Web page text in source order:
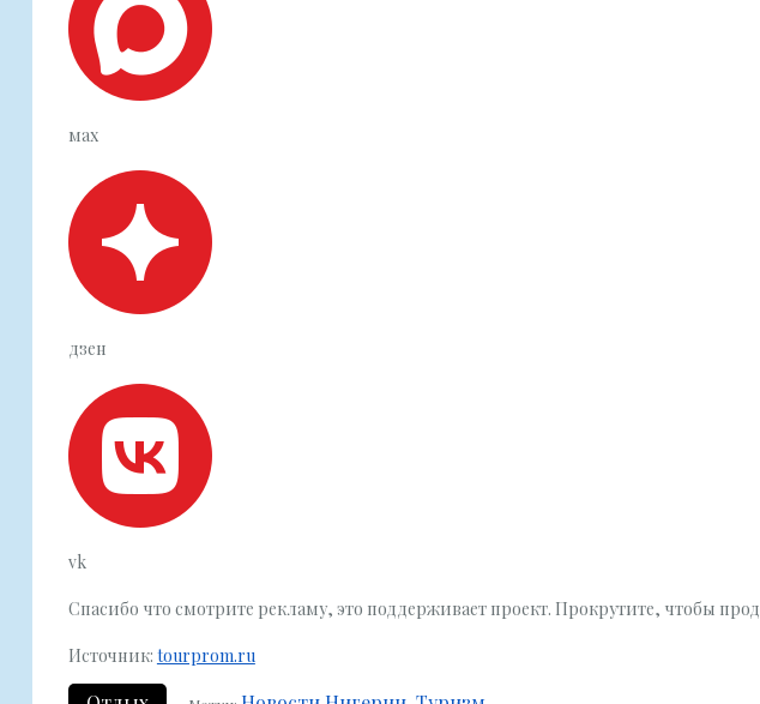
мах
дзен
vk
Спасибо что смотрите рекламу, это поддерживает проект. Прокрутите, чтобы
Источник: tourprom.ru